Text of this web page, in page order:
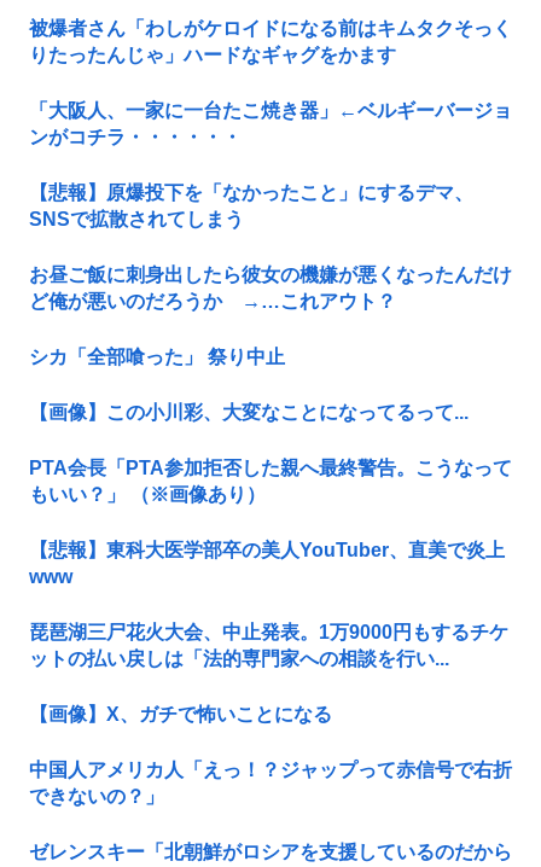
被爆者さん「わしがケロイドになる前はキムタクそっく
りたったんじゃ」ハードなギャグをかます
「大阪人、一家に一台たこ焼き器」←ベルギーバージョ
ンがコチラ・・・・・・
【悲報】原爆投下を「なかったこと」にするデマ、
SNSで拡散されてしまう
お昼ご飯に刺身出したら彼女の機嫌が悪くなったんだけ
ど俺が悪いのだろうか →…これアウト？
シカ「全部喰った」 祭り中止
【画像】この小川彩、大変なことになってるって...
PTA会長「PTA参加拒否した親へ最終警告。こうなって
もいい？」 （※画像あり）
【悲報】東科大医学部卒の美人YouTuber、直美で炎上
www
琵琶湖三尸花火大会、中止発表。1万9000円もするチケ
ットの払い戻しは「法的専門家への相談を行い...
【画像】X、ガチで怖いことになる
中国人アメリカ人「えっ！？ジャップって赤信号で右折
できないの？」
ゼレンスキー「北朝鮮がロシアを支援しているのだから